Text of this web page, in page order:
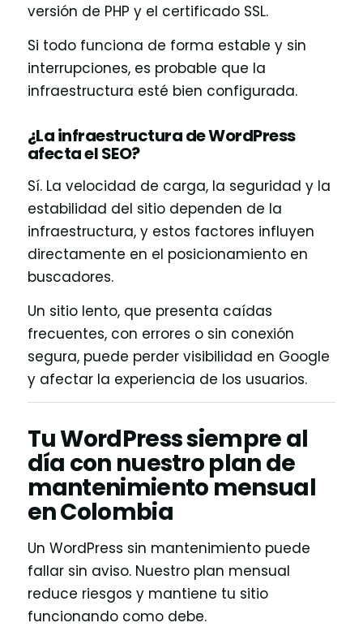
versión de PHP y el certificado SSL.
Si todo funciona de forma estable y sin
interrupciones, es probable que la
infraestructura esté bien configurada.
¿La infraestructura de WordPress
afecta el SEO?
Sí. La velocidad de carga, la seguridad y la
estabilidad del sitio dependen de la
infraestructura, y estos factores influyen
directamente en el posicionamiento en
buscadores.
Un sitio lento, que presenta caídas
frecuentes, con errores o sin conexión
segura, puede perder visibilidad en Google
y afectar la experiencia de los usuarios.
Tu WordPress siempre al
día con nuestro plan de
mantenimiento mensual
en Colombia
Un WordPress sin mantenimiento puede
fallar sin aviso. Nuestro plan mensual
reduce riesgos y mantiene tu sitio
funcionando como debe.